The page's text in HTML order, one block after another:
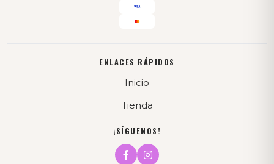
ENLACES RÁPIDOS
Inicio
Tienda
¡SÍGUENOS!